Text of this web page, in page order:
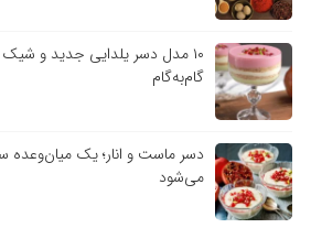
گام‌به‌گام
می‌شود